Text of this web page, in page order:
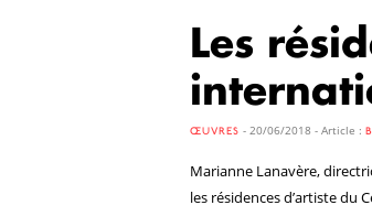
Les
ŒUVRES - 20/06/2018 - Article :
Marianne Lanavère,
les résidences d’artiste du